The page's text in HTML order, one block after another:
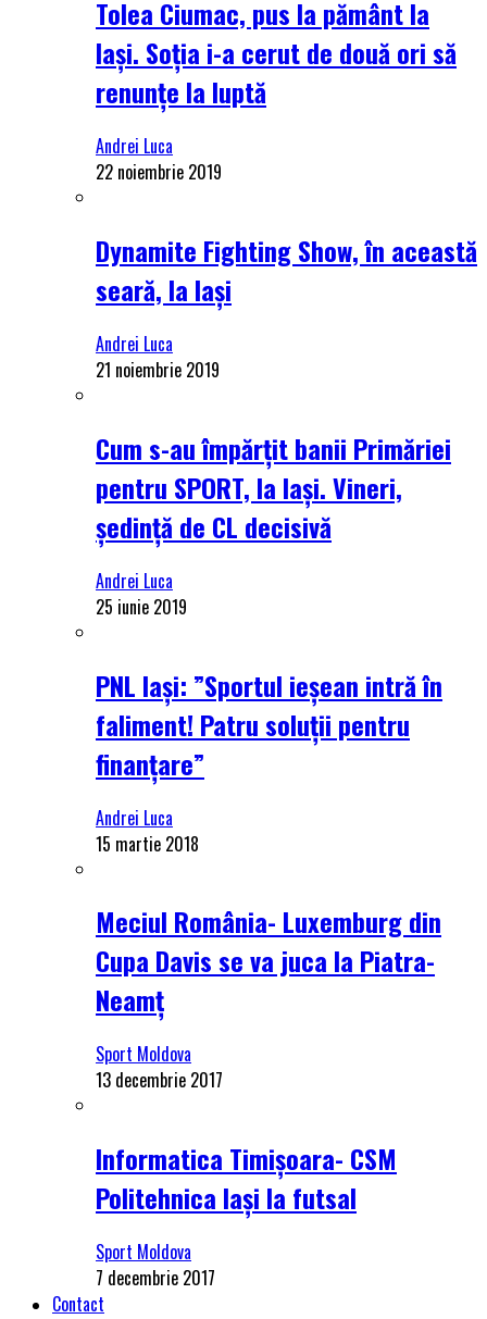
Tolea Ciumac, pus la pământ la
Iași. Soția i-a cerut de două ori să
renunțe la luptă
Andrei Luca
22 noiembrie 2019
Dynamite Fighting Show, în această
seară, la Iași
Andrei Luca
21 noiembrie 2019
Cum s-au împărțit banii Primăriei
pentru SPORT, la Iași. Vineri,
ședință de CL decisivă
Andrei Luca
25 iunie 2019
PNL Iași: ”Sportul ieșean intră în
faliment! Patru soluții pentru
finanțare”
Andrei Luca
15 martie 2018
Meciul România- Luxemburg din
Cupa Davis se va juca la Piatra-
Neamț
Sport Moldova
13 decembrie 2017
Informatica Timișoara- CSM
Politehnica Iași la futsal
Sport Moldova
7 decembrie 2017
Contact